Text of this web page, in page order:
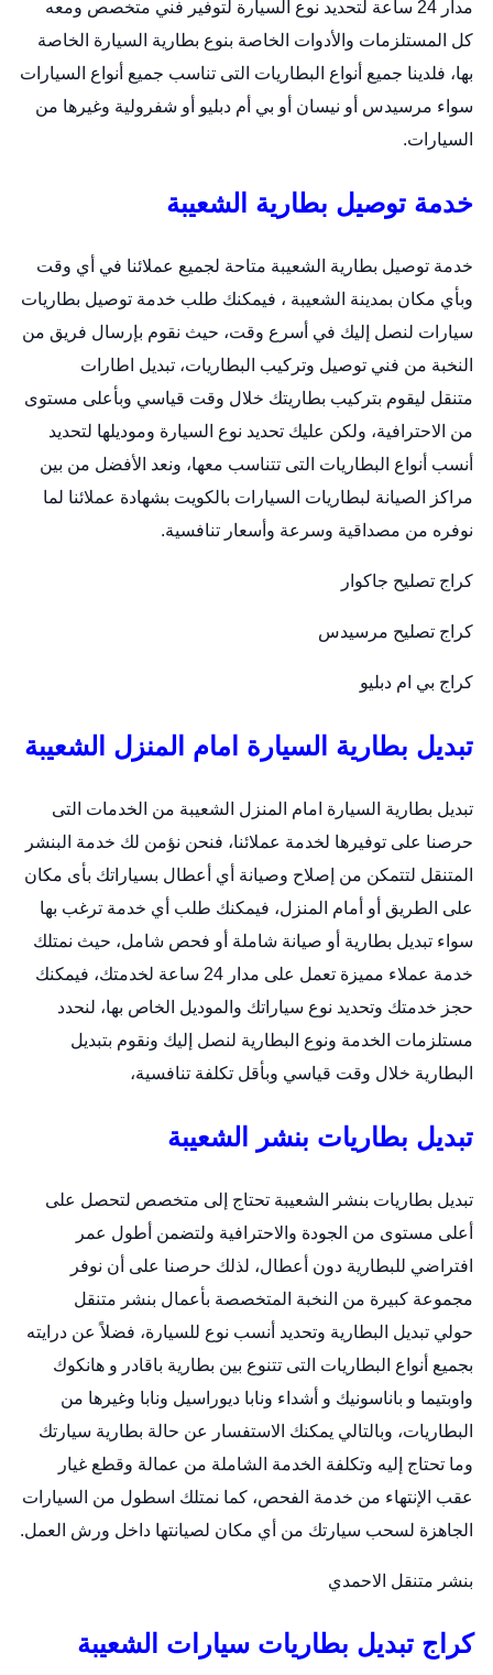
مدار 24 ساعة لتحديد نوع السيارة لتوفير فني متخصص ومعه
كل المستلزمات والأدوات الخاصة بنوع بطارية السيارة الخاصة
بها، فلدينا جميع أنواع البطاريات التى تناسب جميع أنواع السيارات
سواء مرسيدس أو نيسان أو بي أم دبليو أو شفرولية وغيرها من
السيارات.
خدمة توصيل بطارية الشعيبة
خدمة توصيل بطارية الشعيبة متاحة لجميع عملائنا في أي وقت
وبأي مكان بمدينة الشعيبة ، فيمكنك طلب خدمة توصيل بطاريات
سيارات لنصل إليك في أسرع وقت، حيث نقوم بإرسال فريق من
النخبة من فني توصيل وتركيب البطاريات، تبديل اطارات
متنقل ليقوم بتركيب بطاريتك خلال وقت قياسي وبأعلى مستوى
من الاحترافية، ولكن عليك تحديد نوع السيارة وموديلها لتحديد
أنسب أنواع البطاريات التى تتناسب معها، ونعد الأفضل من بين
مراكز الصيانة لبطاريات السيارات بالكويت بشهادة عملائنا لما
نوفره من مصداقية وسرعة وأسعار تنافسية.
كراج تصليح جاكوار
كراج تصليح مرسيدس
كراج بي ام دبليو
تبديل بطارية السيارة امام المنزل الشعيبة
تبديل بطارية السيارة امام المنزل الشعيبة من الخدمات التى
حرصنا على توفيرها لخدمة عملائنا، فنحن نؤمن لك خدمة البنشر
المتنقل لتتمكن من إصلاح وصيانة أي أعطال بسياراتك بأى مكان
على الطريق أو أمام المنزل، فيمكنك طلب أي خدمة ترغب بها
سواء تبديل بطارية أو صيانة شاملة أو فحص شامل، حيث نمتلك
خدمة عملاء مميزة تعمل على مدار 24 ساعة لخدمتك، فيمكنك
حجز خدمتك وتحديد نوع سياراتك والموديل الخاص بها، لنحدد
مستلزمات الخدمة ونوع البطارية لنصل إليك ونقوم بتبديل
البطارية خلال وقت قياسي وبأقل تكلفة تنافسية،
تبديل بطاريات بنشر الشعيبة
تبديل بطاريات بنشر الشعيبة تحتاج إلى متخصص لتحصل على
أعلى مستوى من الجودة والاحترافية ولتضمن أطول عمر
افتراضي للبطارية دون أعطال، لذلك حرصنا على أن نوفر
مجموعة كبيرة من النخبة المتخصصة بأعمال بنشر متنقل
حولي تبديل البطارية وتحديد أنسب نوع للسيارة، فضلاً عن درايته
بجميع أنواع البطاريات التى تتنوع بين بطارية باقادر و هانكوك
واوبتيما و باناسونيك و أشداء ونابا ديوراسيل ونابا وغيرها من
البطاريات، وبالتالي يمكنك الاستفسار عن حالة بطارية سيارتك
وما تحتاج إليه وتكلفة الخدمة الشاملة من عمالة وقطع غيار
عقب الإنتهاء من خدمة الفحص، كما نمتلك اسطول من السيارات
الجاهزة لسحب سيارتك من أي مكان لصيانتها داخل ورش العمل.
بنشر متنقل الاحمدي
كراج تبديل بطاريات سيارات الشعيبة